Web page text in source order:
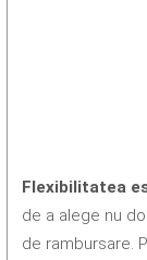
Flexibilitatea
de a alege nu
de rambursare.